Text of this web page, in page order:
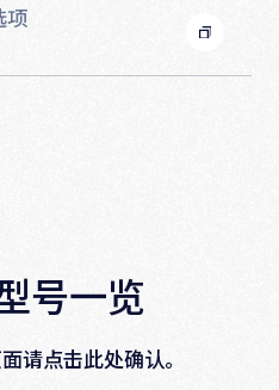
项
号一览
请点击此处确认。